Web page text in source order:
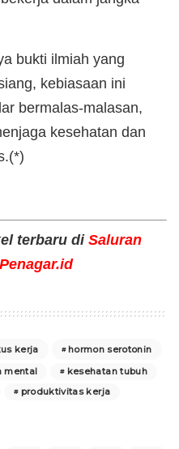
bukti ilmiah yang
kebiasaan ini
bermalas-malasan,
kesehatan dan
terbaru di Saluran
kerja
hormon serotonin
mental
kesehatan tubuh
produktivitas kerja